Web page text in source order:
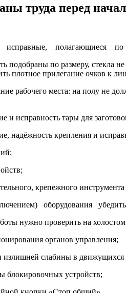
труда перед
полагающиеся по
подобраны по размеру, стекла
плотное прилегание очков к
места: на полу не
тары для
крепления и
крепежного инструмента
оборудования
нужно проверить на холостом
органов управления;
слабины в движущихся
блокировочных устройств;